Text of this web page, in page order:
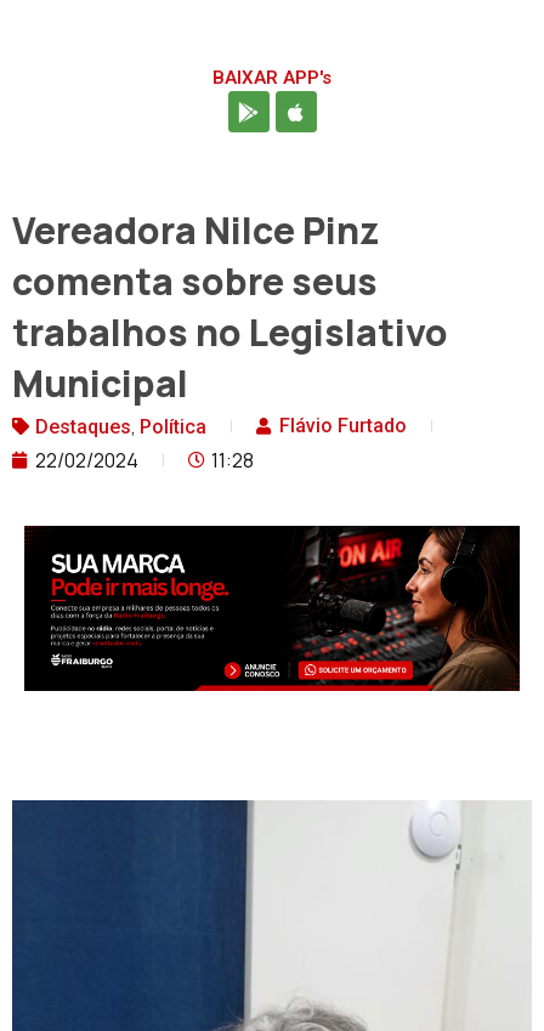
BAIXAR APP's
Vereadora Nilce Pinz
comenta sobre seus
trabalhos no Legislativo
Municipal
Destaques, Política Flávio Furtado
22/02/2024 11:28